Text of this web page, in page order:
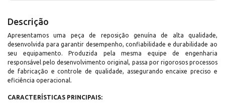
Descrição
Apresentamos uma peça de reposição genuína de alta qualidade,
desenvolvida para garantir desempenho, confiabilidade e durabilidade ao
seu equipamento. Produzida pela mesma equipe de engenharia
responsável pelo desenvolvimento original, passa por rigorosos processos
de fabricação e controle de qualidade, assegurando encaixe preciso e
eficiência operacional.
CARACTERÍSTICAS PRINCIPAIS: